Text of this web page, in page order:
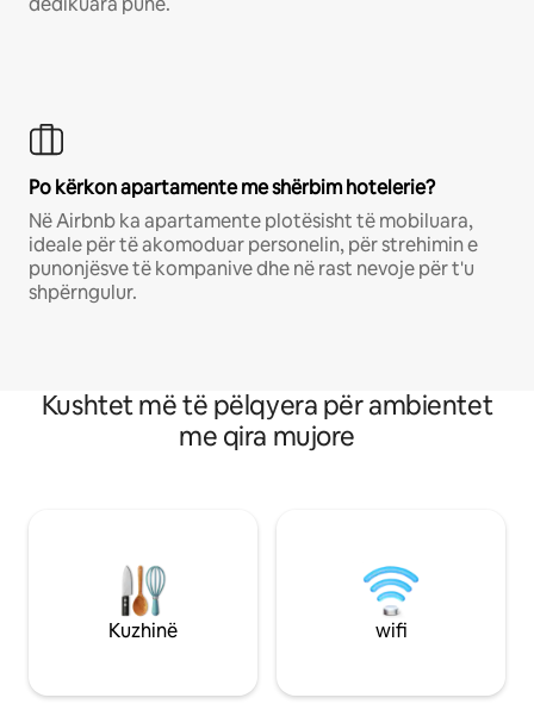
Po kërkon apartamente me shërbim hotelerie?
Në Airbnb ka apartamente plotësisht të mobiluara,
ideale për të akomoduar personelin, për strehimin e
punonjësve të kompanive dhe në rast nevoje për t'u
shpërngulur.
Kushtet më të pëlqyera për ambientet
me qira mujore
Kuzhinë wifi